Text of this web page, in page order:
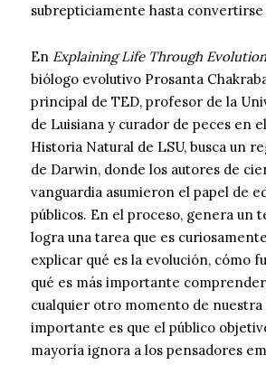
subrepticiamente hasta convertirse
En Explaining Life Through Evolution
biólogo evolutivo Prosanta
principal de TED, profesor de la
de Luisiana y curador de peces en
Historia Natural de LSU, busca un
de Darwin, donde los autores de
vanguardia asumieron el papel de
públicos. En el proceso, genera un
logra una tarea que es
explicar qué es la evolución, cómo
qué es más importante
cualquier otro momento de
importante es que el público
mayoría ignora a los pensadores